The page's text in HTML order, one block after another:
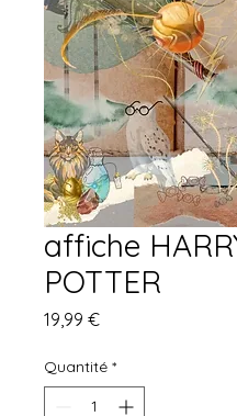
affiche
POTTER
19,99 €Prix
Quantité *